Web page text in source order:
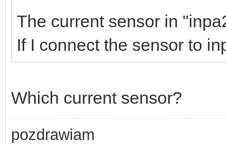
The current sensor in
If I connect the sensor to
Which current sensor?
pozdrawiam